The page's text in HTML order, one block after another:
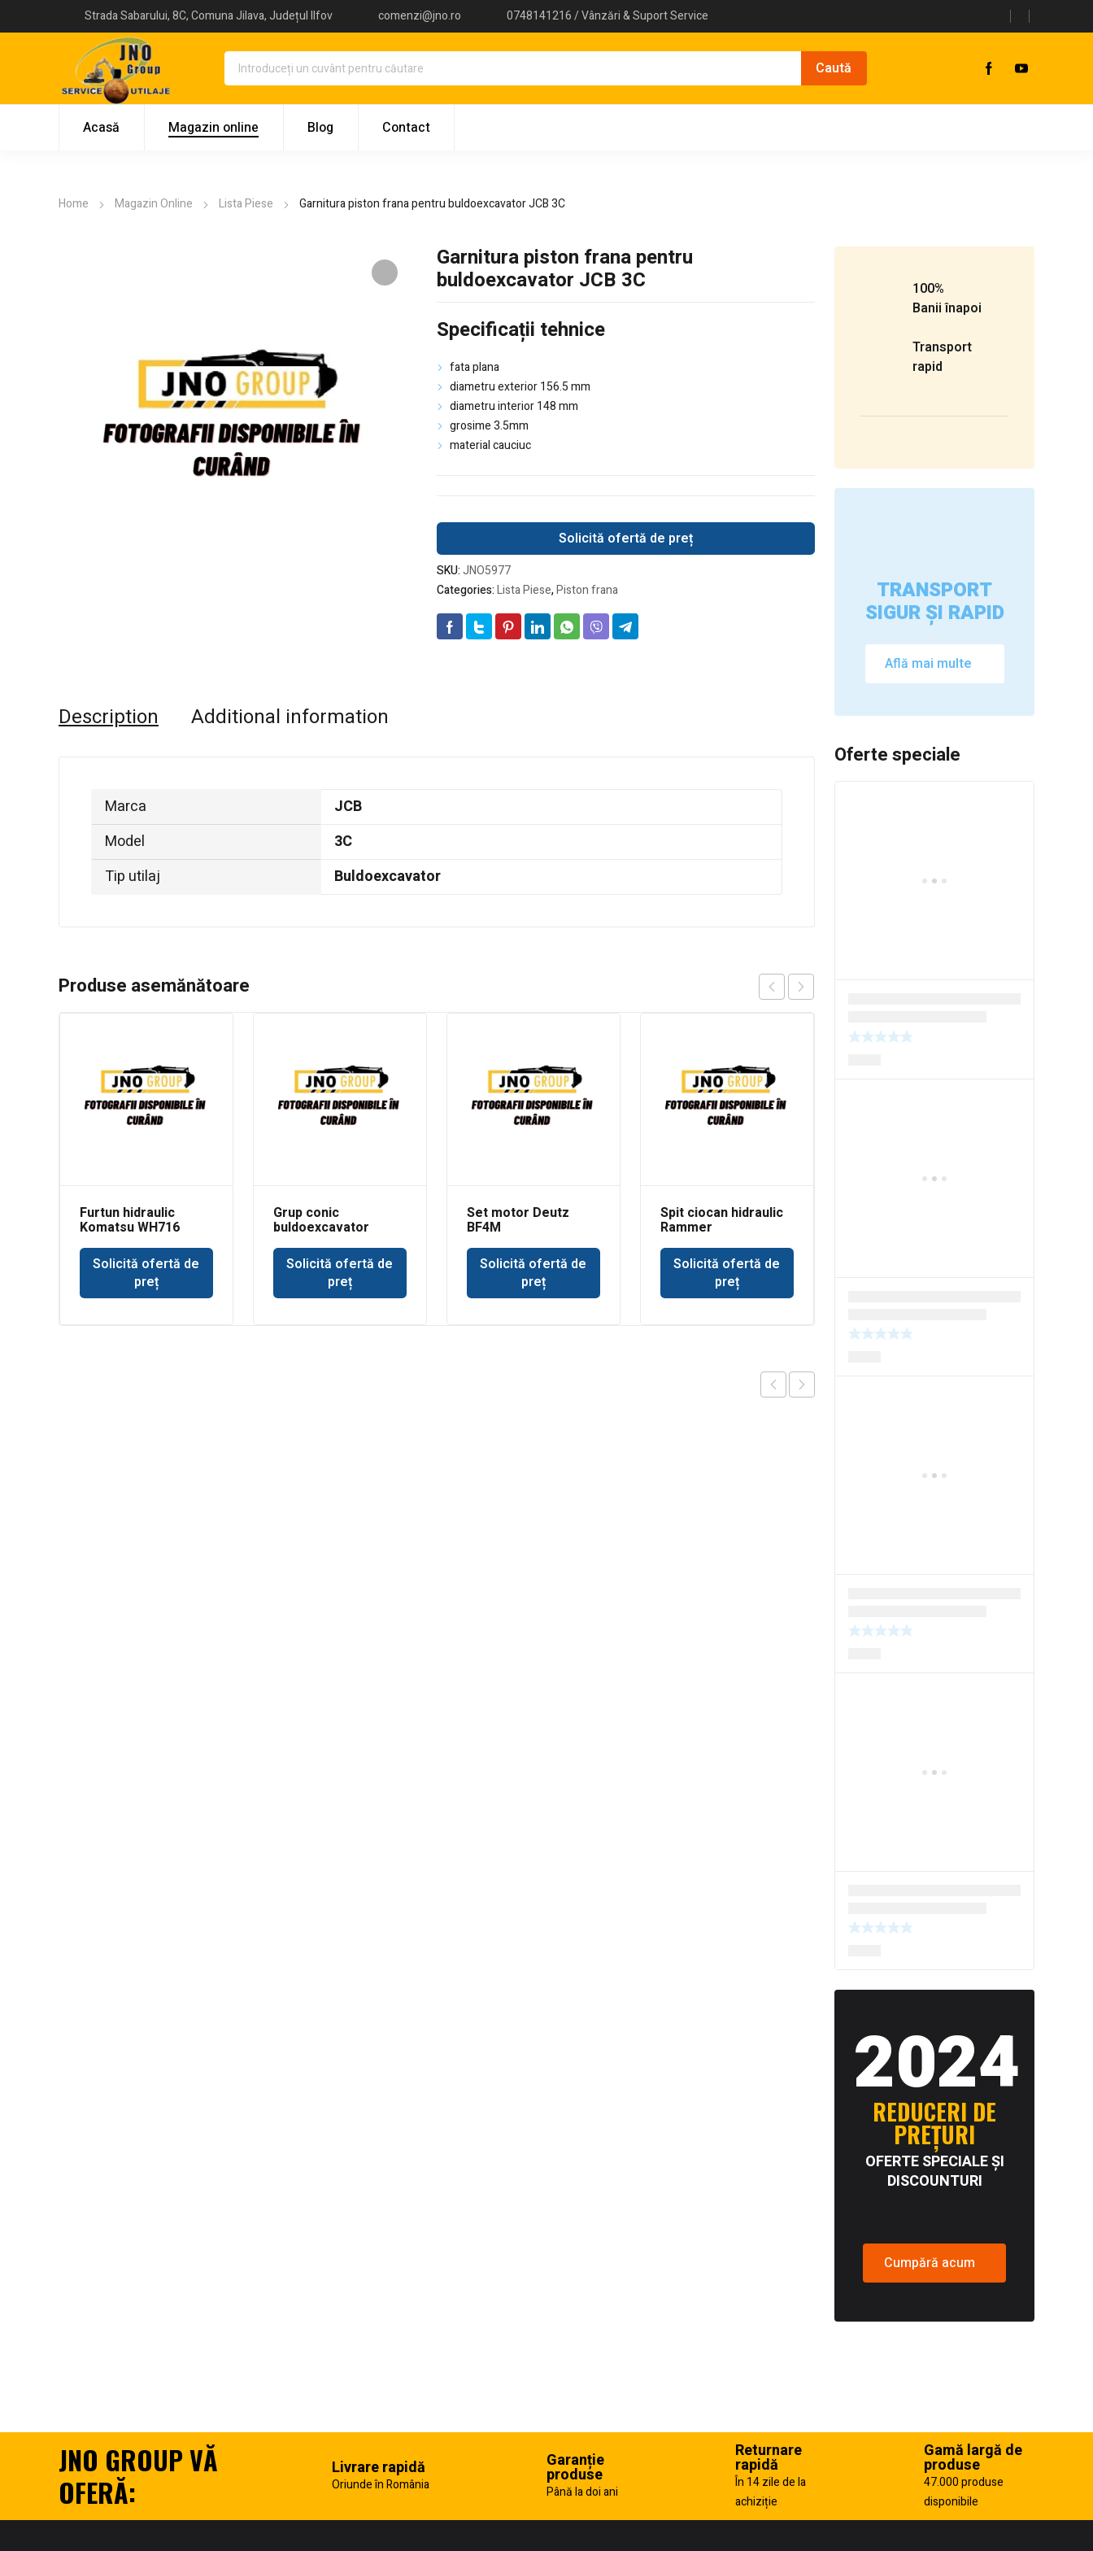
Strada Sabarului, 8C, Comuna Jilava, Județul Ilfov comenzi@jno.ro 0748141216 / Vânzări & Suport Service
Acasă Magazin online Blog Contact
Home Magazin Online Lista Piese Garnitura piston frana pentru buldoexcavator JCB 3C
Garnitura piston frana pentru
buldoexcavator JCB 3C
Specificații tehnice
fata plana
diametru exterior 156.5 mm
diametru interior 148 mm
grosime 3.5mm
material cauciuc
Solicită ofertă de preț
SKU:JNO5977
Categories:Lista Piese,Piston frana
Description Additional information
Marca
JCB
Model
3C
Tip utilaj
Buldoexcavator
Produse asemănătoare
Furtun hidraulic
Komatsu WH716
Solicită ofertă de
preț
Grup conic
buldoexcavator
Solicită ofertă de
preț
Set motor Deutz
BF4M
Solicită ofertă de
preț
Spit ciocan hidraulic
Rammer
Solicită ofertă de
preț
100%
Banii înapoi
Transport
rapid
TRANSPORT
SIGUR ȘI RAPID
Află mai multe
Oferte speciale
2024
REDUCERI DE
PREȚURI
OFERTE SPECIALE ȘI
DISCOUNTURI
Cumpără acum
JNO GROUP VĂ
OFERĂ:
Livrare rapidă
Oriunde în România
Garanție
produse
Până la doi ani
Returnare
rapidă
În 14 zile de la
achiziție
Gamă largă de
produse
47.000 produse
disponibile